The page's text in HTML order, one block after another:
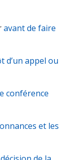
avant de faire
d’un appel ou
conférence
et les